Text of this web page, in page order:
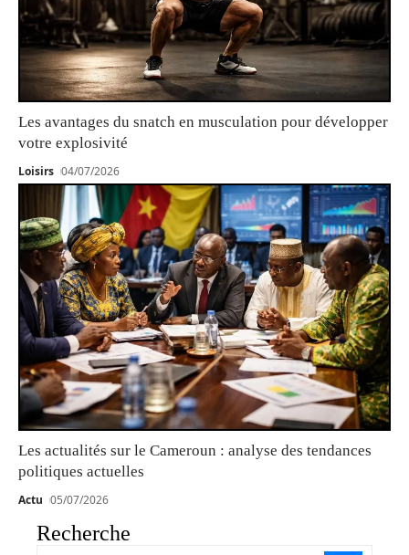
Les avantages du snatch en musculation pour développer
votre explosivité
Loisirs 04/07/2026
Les actualités sur le Cameroun : analyse des tendances
politiques actuelles
Actu 05/07/2026
Recherche